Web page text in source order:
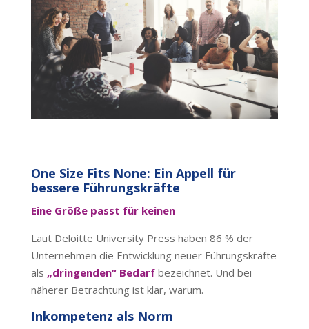
One Size Fits None: Ein Appell für
bessere Führungskräfte
Eine Größe passt für keinen
Laut Deloitte University Press haben 86 % der
Unternehmen die Entwicklung neuer Führungskräfte
als „dringenden“ Bedarfbezeichnet. Und bei
näherer Betrachtung ist klar, warum.
Inkompetenz als Norm